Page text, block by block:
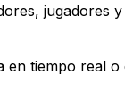
jugadores
tiempo real